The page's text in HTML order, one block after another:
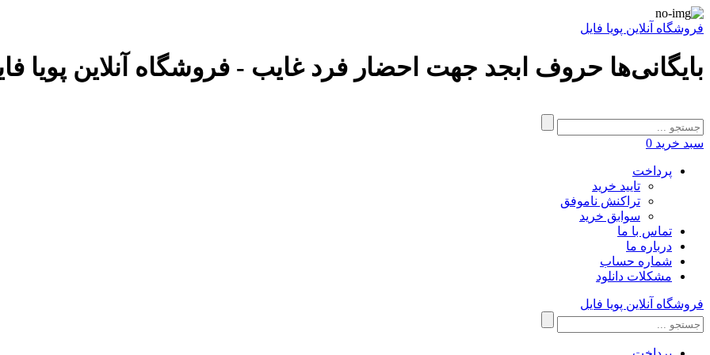
فروشگاه آنلاین پویا فایل
بایگانی‌ها حروف ابجد جهت احضار فرد غایب - فروشگاه آنلاین پویا
سبد خرید 0
پرداخت
تایید خرید
تراکنش ناموفق
سوابق خرید
تماس با ما
درباره ما
شماره حساب
مشکلات دانلود
فروشگاه آنلاین پویا فایل